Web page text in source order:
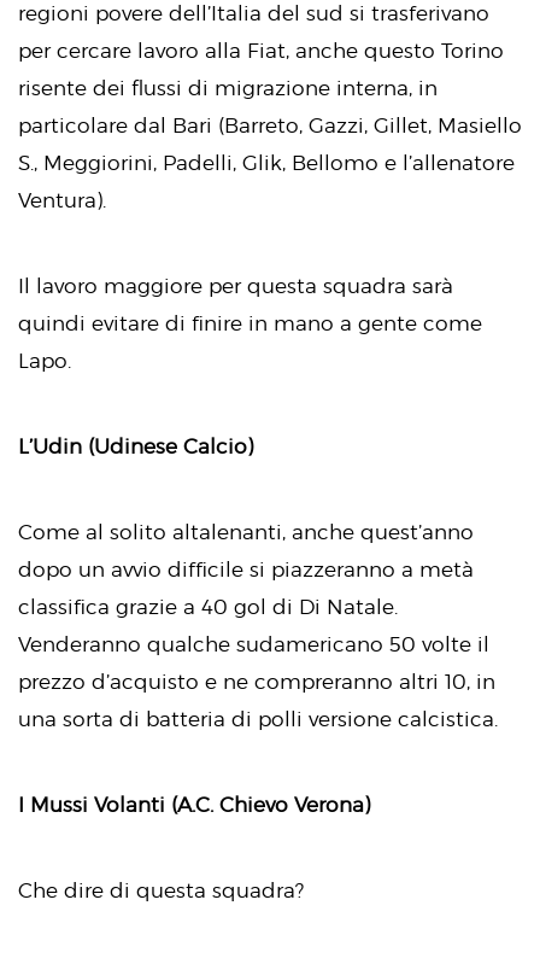
regioni povere dell’Italia del sud si trasferivano
per cercare lavoro alla Fiat, anche questo Torino
risente dei flussi di migrazione interna, in
particolare dal Bari (Barreto, Gazzi, Gillet, Masiello
S., Meggiorini, Padelli, Glik, Bellomo e l’allenatore
Ventura).
Il lavoro maggiore per questa squadra sarà
quindi evitare di finire in mano a gente come
Lapo.
L’Udin (Udinese Calcio)
Come al solito altalenanti, anche quest’anno
dopo un avvio difficile si piazzeranno a metà
classifica grazie a 40 gol di Di Natale.
Venderanno qualche sudamericano 50 volte il
prezzo d’acquisto e ne compreranno altri 10, in
una sorta di batteria di polli versione calcistica.
I Mussi Volanti (A.C. Chievo Verona)
Che dire di questa squadra?